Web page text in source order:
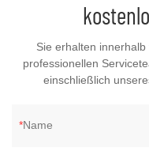
Sie erhalten
professionellen
einschließlich
Name